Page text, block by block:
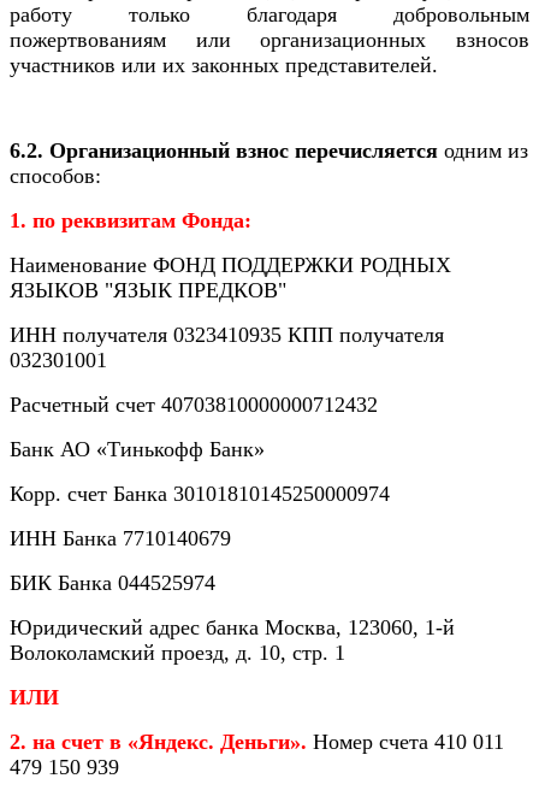
работу только благодаря добровольным
пожертвованиям или организационных взносов
участников или их законных представителей.
6.2. Организационный взнос перечисляется одним из
способов:
1. по реквизитам Фонда:
Наименование ФОНД ПОДДЕРЖКИ РОДНЫХ
ЯЗЫКОВ "ЯЗЫК ПРЕДКОВ"
ИНН получателя 0323410935 КПП получателя
032301001
Расчетный счет 40703810000000712432
Банк АО «Тинькофф Банк»
Корр. счет Банка 30101810145250000974
ИНН Банка 7710140679
БИК Банка 044525974
Юридический адрес банка Москва, 123060, 1-й
Волоколамский проезд, д. 10, стр. 1
ИЛИ
2. на счет в «Яндекс. Деньги». Номер счета 410 011
479 150 939